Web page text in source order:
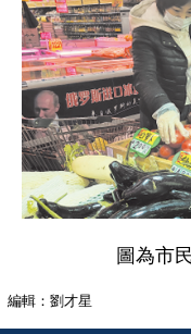
圖為市
編輯：劉才星